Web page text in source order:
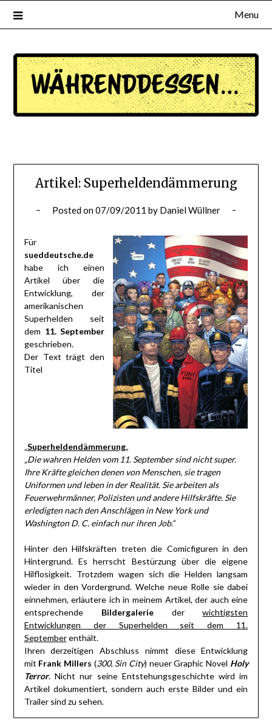
Menu
Artikel: Superheldendämmerung
Posted on07/09/2011 by Daniel Wüllner
Für
sueddeutsche.de
habe ich einen
Artikel über die
Entwicklung, der
amerikanischen
Superhelden seit
dem 11. September
geschrieben.
Der Text trägt den
Titel
„Superheldendämmerung„
„Die wahren Helden vom 11. September sind nicht super.
Ihre Kräfte gleichen denen von Menschen, sie tragen
Uniformen und leben in der Realität. Sie arbeiten als
Feuerwehrmänner, Polizisten und andere Hilfskräfte. Sie
erledigten nach den Anschlägen in New York und
Washington D. C. einfach nur ihren Job.“
Hinter den Hilfskräften treten die Comicfiguren in den
Hintergrund. Es herrscht Bestürzung über die eigene
Hilflosigkeit. Trotzdem wagen sich die Helden langsam
wieder in den Vordergrund. Welche neue Rolle sie dabei
einnehmen, erläutere ich in meinem Artikel, der auch eine
entsprechende Bildergalerie derwichtigsten
Entwicklungen der Superhelden seit dem 11.
Septemberenthält.
Ihren derzeitigen Abschluss nimmt diese Entwicklung
mit Frank Millers (300, Sin City) neuer Graphic Novel Holy
Terror. Nicht nur seine Entstehungsgeschichte wird im
Artikel dokumentiert, sondern auch erste Bilder und ein
Trailer sind zu sehen.